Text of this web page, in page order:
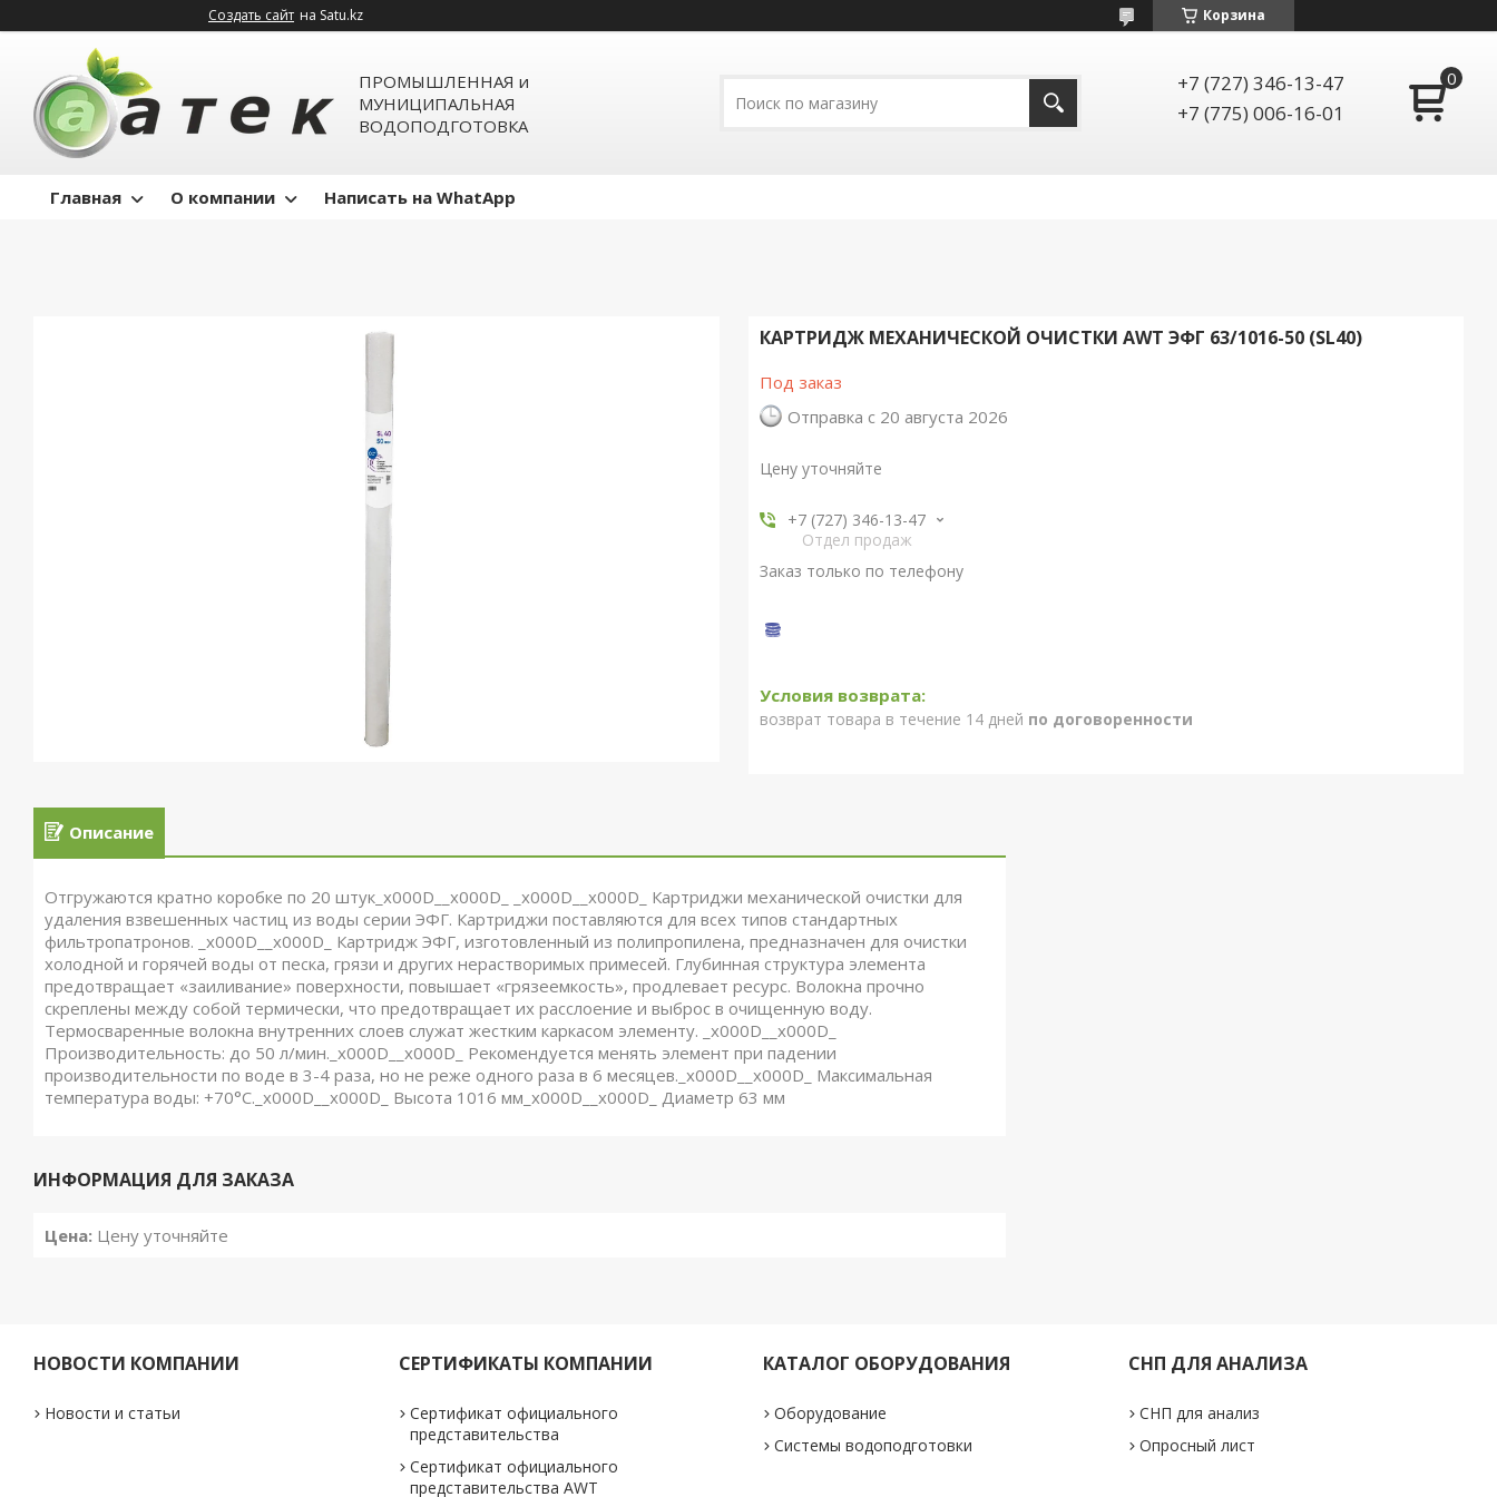
Создать сайт на Satu.kz Корзина
ПРОМЫШЛЕННАЯ и
МУНИЦИПАЛЬНАЯ
ВОДОПОДГОТОВКА
+7 (727) 346-13-47
+7 (775) 006-16-01
Главная О компании Написать на WhatApp
КАРТРИДЖ МЕХАНИЧЕСКОЙ ОЧИСТКИ AWT ЭФГ 63/1016-50 (SL40)
Под заказ
Отправка с 20 августа 2026
Цену уточняйте
+7 (727) 346-13-47
Отдел продаж
Заказ только по телефону
возврат товара в течение 14 дней по договоренности
Описание
Отгружаются кратно коробке по 20 штук_x000D__x000D_ _x000D__x000D_ Картриджи механической очистки для
удаления взвешенных частиц из воды серии ЭФГ. Картриджи поставляются для всех типов стандартных
фильтропатронов. _x000D__x000D_ Картридж ЭФГ, изготовленный из полипропилена, предназначен для очистки
холодной и горячей воды от песка, грязи и других нерастворимых примесей. Глубинная структура элемента
предотвращает «заиливание» поверхности, повышает «грязеемкость», продлевает ресурс. Волокна прочно
скреплены между собой термически, что предотвращает их расслоение и выброс в очищенную воду.
Термосваренные волокна внутренних слоев служат жестким каркасом элементу. _x000D__x000D_
Производительность: до 50 л/мин._x000D__x000D_ Рекомендуется менять элемент при падении
производительности по воде в 3-4 раза, но не реже одного раза в 6 месяцев._x000D__x000D_ Максимальная
температура воды: +70°C._x000D__x000D_ Высота 1016 мм_x000D__x000D_ Диаметр 63 мм
ИНФОРМАЦИЯ ДЛЯ ЗАКАЗА
Цена: Цену уточняйте
НОВОСТИ КОМПАНИИ
Новости и статьи
СЕРТИФИКАТЫ КОМПАНИИ
Сертификат официального
представительства
Сертификат официального
представительства AWT
КАТАЛОГ ОБОРУДОВАНИЯ
Оборудование
Системы водоподготовки
СНП ДЛЯ АНАЛИЗА
СНП для анализ
Опросный лист